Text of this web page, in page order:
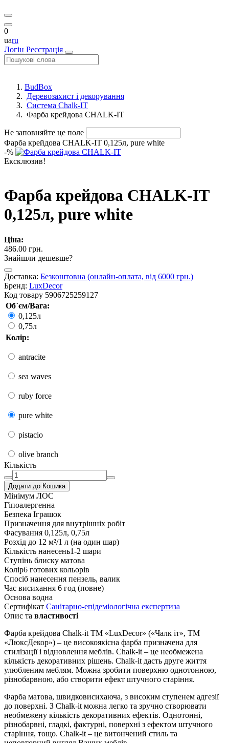
0
uaru
Логін Реєстрація
BudBox
Деревозахист і декорування
Система Chalk-IT
Фарба крейдова CHALK-IT
Не заповняйте це поле
Фарба крейдова CHALK-IT 0,125л, pure white
-%
Ексклюзив!
Фарба крейдова CHALK-IT
0,125л, pure white
Ціна:
486.00 грн.
Знайшли дешевше?
Доставка: Безкоштовна (онлайн-оплата, від 6000 грн.)
Бренд: LuxDecor
Код товару 5906725259127
Об`єм/Вага:
0,125л
0,75л
Колір:
antracite
sea waves
ruby force
pure white
pistacio
olive branch
Кількість
Додати до Кошика
Мінімум ЛОС
Гіпоалергенна
Безпека Іграшок
Призначення для внутрішніх робіт
Фасування 0,125л, 0,75л
Розхід до 12 м²/1 л (на один шар)
Кількість нанесень1-2 шари
Ступінь блиску матова
Колір6 готових кольорів
Спосіб нанесення пензель, валик
Час висихання 6 год (повне)
Основа водна
Сертифікат Санітарно-епідеміологічна експертиза
Опис та властивості
Фарба крейдова Chalk-it TM «LuxDecor» («Чалк іт», ТМ
«ЛюксДекор») – це високоякісна фарба призначена для
стилізації і відновлення меблів. Chalk-it – це необмежена
кількість декоративних рішень. Chalk-it дасть друге життя
улюбленим меблям. Можна зробити поверхню однотонною,
різнобарвною, або створити ефект штучного старіння.
Фарба матова, швидковисихаюча, з високим ступенем адгезії
до поверхні. З Chalk-it можна легко та зручно створювати
необмежену кількість декоративних ефектів. Однотонні,
різнобарвні, гладкі, фактурні, поверхні з ефектом штучного
старіння, тощо. Chalk-it – це витончений стиль та